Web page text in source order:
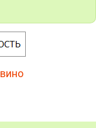
вино